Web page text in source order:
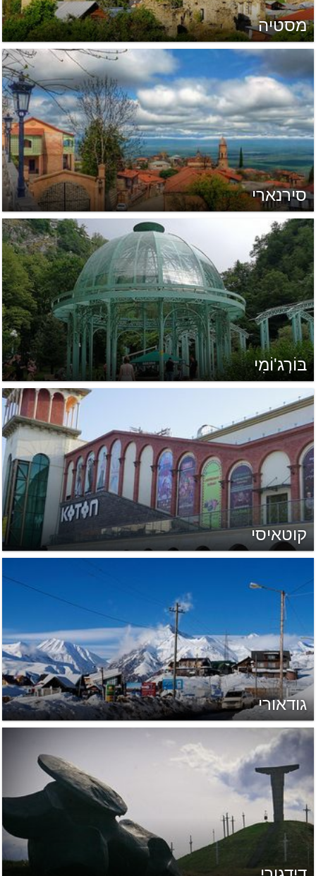
מסטיה
סירנארי
בּוֹרְג'וֹמִי
קוטאיסי
גודאורי